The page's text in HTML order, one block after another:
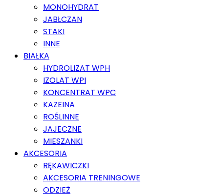
MONOHYDRAT
JABŁCZAN
STAKI
INNE
BIAŁKA
HYDROLIZAT WPH
IZOLAT WPI
KONCENTRAT WPC
KAZEINA
ROŚLINNE
JAJECZNE
MIESZANKI
AKCESORIA
RĘKAWICZKI
AKCESORIA TRENINGOWE
ODZIEŻ